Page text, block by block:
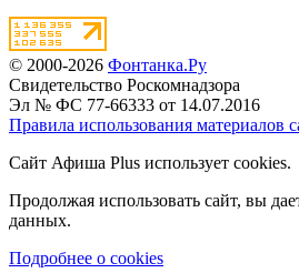
© 2000-2026 Фонтанка.Ру
Свидетельство Роскомнадзора
Эл № ФС 77-66333 от 14.07.2016
Правила использования материалов
Сайт Афиша Plus использует cookies.
Продолжая использовать сайт, вы
данных.
Подробнее о cookies